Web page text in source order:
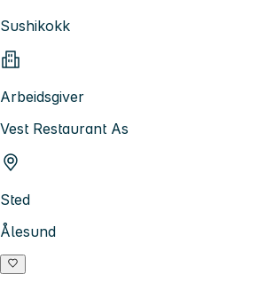
Sushikokk
Arbeidsgiver
Vest Restaurant As
Sted
Ålesund